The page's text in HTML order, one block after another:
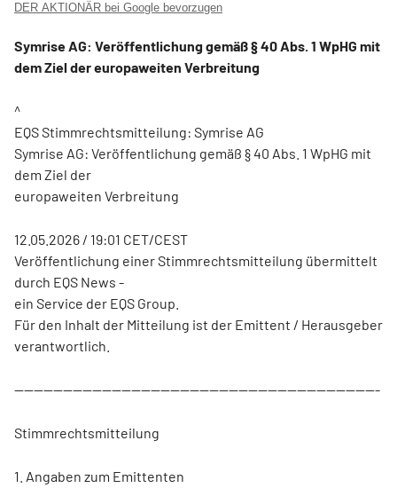
DER AKTIONÄR bei Google bevorzugen
Symrise AG: Veröffentlichung gemäß § 40 Abs. 1 WpHG mit
dem Ziel der europaweiten Verbreitung
^
EQS Stimmrechtsmitteilung: Symrise AG
Symrise AG: Veröffentlichung gemäß § 40 Abs. 1 WpHG mit
dem Ziel der
europaweiten Verbreitung
12.05.2026 / 19:01 CET/CEST
Veröffentlichung einer Stimmrechtsmitteilung übermittelt
durch EQS News -
ein Service der EQS Group.
Für den Inhalt der Mitteilung ist der Emittent / Herausgeber
verantwortlich.
---------------------------------------------------------------------------
Stimmrechtsmitteilung
1. Angaben zum Emittenten